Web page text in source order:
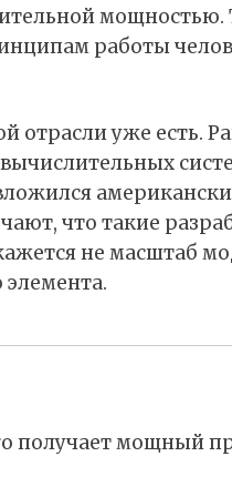
мощностью.
работы
отрасли уже есть.
что такие
не масштаб
получает мощный